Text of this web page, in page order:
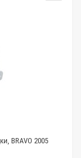
BRAVO 2005